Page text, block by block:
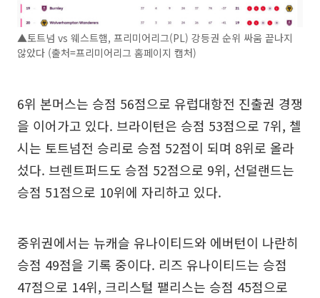
▲토트넘 vs 웨스트햄, 프리미어리그(PL) 강등권 순위 싸움 끝나지
않았다 (출처=프리미어리그 홈페이지 캡처)
6위 본머스는 승점 56점으로 유럽대항전 진출권 경쟁
을 이어가고 있다. 브라이턴은 승점 53점으로 7위, 첼
시는 토트넘전 승리로 승점 52점이 되며 8위로 올라
섰다. 브렌트퍼드도 승점 52점으로 9위, 선덜랜드는
승점 51점으로 10위에 자리하고 있다.
중위권에서는 뉴캐슬 유나이티드와 에버턴이 나란히
승점 49점을 기록 중이다. 리즈 유나이티드는 승점
47점으로 14위, 크리스털 팰리스는 승점 45점으로